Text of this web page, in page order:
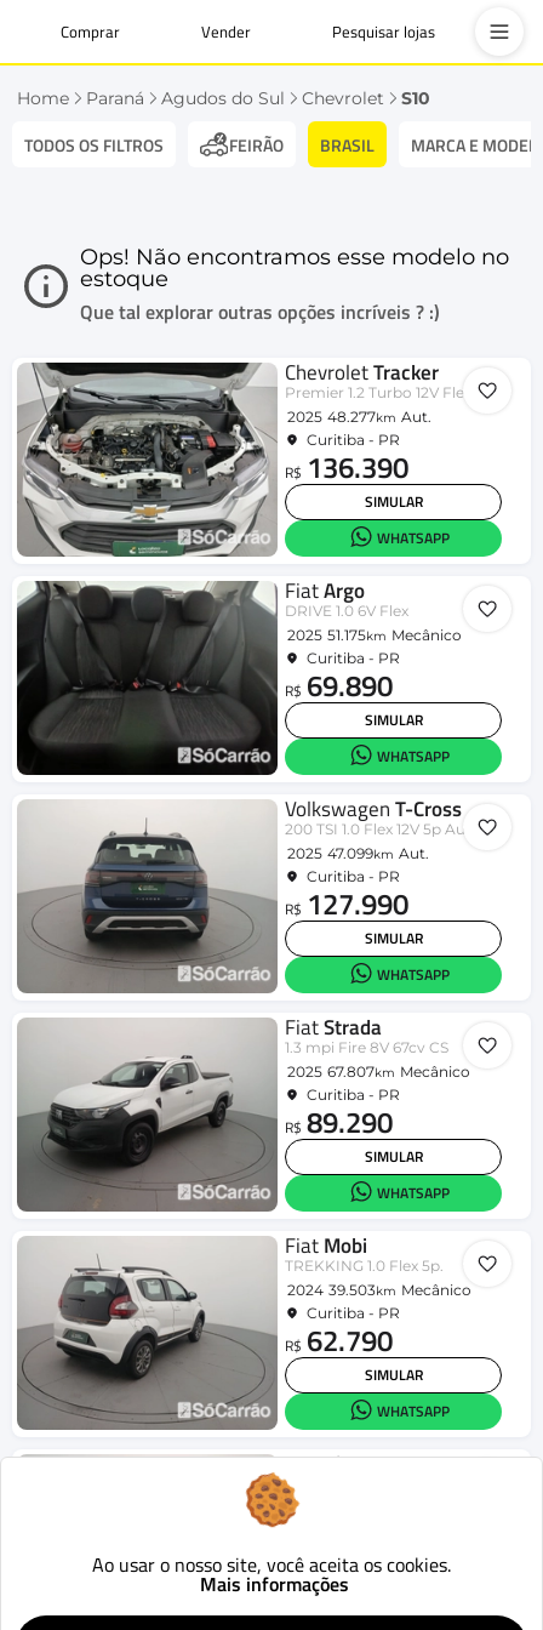
Comprar Vender Pesquisar lojas
Home Paraná Agudos do Sul Chevrolet S10
TODOS OS FILTROS FEIRÃO BRASIL MARCA E
Ops! Não encontramos esse modelo no
estoque
Que tal explorar outras opções incríveis ? :)
ChevroletTracker
Premier 1.2 Turbo 12V Flex Aut.
2025 48.277km Aut.
Curitiba - PR
R$ 136.390
SIMULAR
WHATSAPP
FiatArgo
DRIVE 1.0 6V Flex
2025 51.175km Mecânico
Curitiba - PR
R$ 69.890
SIMULAR
WHATSAPP
VolkswagenT-Cross
200 TSI 1.0 Flex 12V 5p Aut.
2025 47.099km Aut.
Curitiba - PR
R$ 127.990
SIMULAR
WHATSAPP
FiatStrada
1.3 mpi Fire 8V 67cv CS
2025 67.807km Mecânico
Curitiba - PR
R$ 89.290
SIMULAR
WHATSAPP
FiatMobi
TREKKING 1.0 Flex 5p.
2024 39.503km Mecânico
Curitiba - PR
R$ 62.790
SIMULAR
WHATSAPP
HyundaiHB20S
2025
R$ 80.090
Ao usar o nosso site, você aceita os cookies.
Mais informações